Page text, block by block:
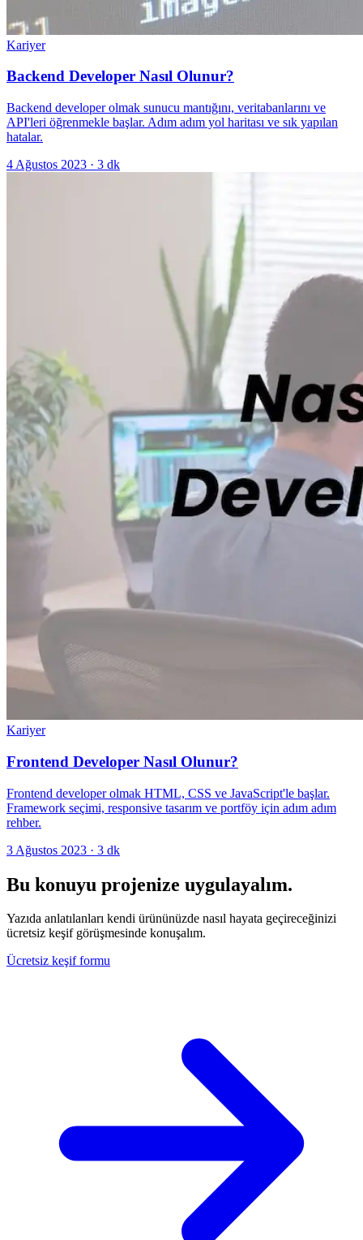
Kariyer
Backend Developer Nasıl Olunur?
Backend developer olmak sunucu mantığını, veritabanlarını ve
API'leri öğrenmekle başlar. Adım adım yol haritası ve sık yapılan
hatalar.
4 Ağustos 2023 · 3 dk
Kariyer
Frontend Developer Nasıl Olunur?
Frontend developer olmak HTML, CSS ve JavaScript'le başlar.
Framework seçimi, responsive tasarım ve portföy için adım adım
rehber.
3 Ağustos 2023 · 3 dk
Bu konuyu projenize uygulayalım.
Yazıda anlatılanları kendi ürününüzde nasıl hayata geçireceğinizi
ücretsiz keşif görüşmesinde konuşalım.
Ücretsiz keşif formu